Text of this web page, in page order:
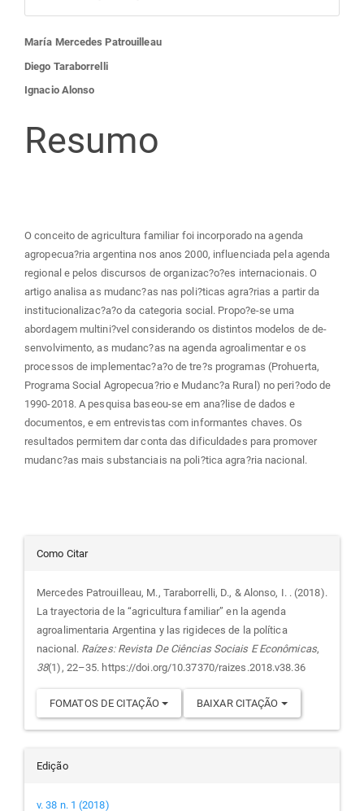
Conteúdo
do
artigo
María Mercedes Patrouilleau
Diego Taraborrelli
Ignacio Alonso
Resumo
O conceito de agricultura familiar foi incorporado na agenda
agropecua?ria argentina nos anos 2000, influenciada pela agenda
regional e pelos discursos de organizac?o?es internacionais. O
artigo analisa as mudanc?as nas poli?ticas agra?rias a partir da
institucionalizac?a?o da categoria social. Propo?e-se uma
abordagem multini?vel considerando os distintos modelos de de-
senvolvimento, as mudanc?as na agenda agroalimentar e os
processos de implementac?a?o de tre?s programas (Prohuerta,
Programa Social Agropecua?rio e Mudanc?a Rural) no peri?odo de
1990-2018. A pesquisa baseou-se em ana?lise de dados e
documentos, e em entrevistas com informantes chaves. Os
resultados permitem dar conta das dificuldades para promover
mudanc?as mais substanciais na poli?tica agra?ria nacional.
Detalhes
do
artigo
Como Citar
Mercedes Patrouilleau, M., Taraborrelli, D., & Alonso, I. . (2018).
La trayectoria de la “agricultura familiar” en la agenda
agroalimentaria Argentina y las rigideces de la política
nacional. Raízes: Revista De Ciências Sociais E Econômicas,
38(1), 22–35. https://doi.org/10.37370/raizes.2018.v38.36
FOMATOS DE CITAÇÃO BAIXAR CITAÇÃO
Edição
v. 38 n. 1 (2018)